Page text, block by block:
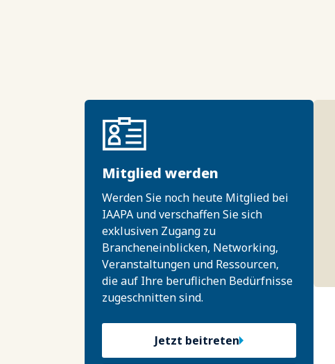
Mitglied werden
Werden Sie noch heute Mitglied bei
IAAPA und verschaffen Sie sich
exklusiven Zugang zu
Brancheneinblicken, Networking,
Veranstaltungen und Ressourcen,
die auf Ihre beruflichen Bedürfnisse
zugeschnitten sind.
Jetzt beitreten